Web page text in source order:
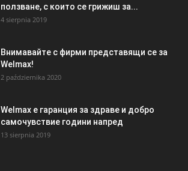
ползване, с които се грижиш за...
4 sierpnia 2019
Внимавайте с фирми представящи се за
Welmax!
2 października 2020
Welmax е гаранция за здраве и добро
самочувствие години напред
13 sierpnia 2019